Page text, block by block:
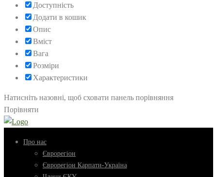
Доступність
Додати в кошик
Опис
Вміст
Вага
Розміри
Характеристики
Натисніть назовні, щоб сховати панель порівняння
Порівняти
Про нас
Єврорегіон
Єврорегіон Карпати-Україна